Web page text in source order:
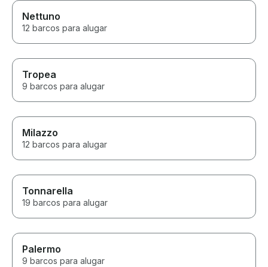
Nettuno
12 barcos para alugar
Tropea
9 barcos para alugar
Milazzo
12 barcos para alugar
Tonnarella
19 barcos para alugar
Palermo
9 barcos para alugar